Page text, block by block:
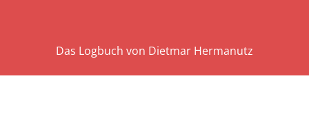
Das Logbuch von Dietmar Hermanutz